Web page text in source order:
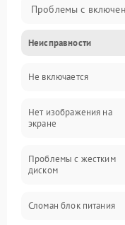
Проблемы с
Проблемы с
Проблемы с
Прочие
Неисправности
Не включается
Нет изображения на
экране
Проблемы с жестким
диском
Сломан блок питания